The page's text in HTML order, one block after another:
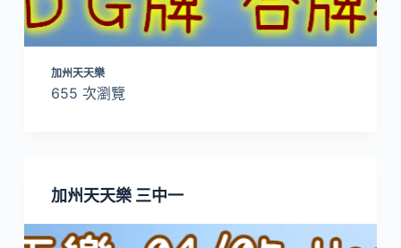
加州天天樂
655 次瀏覽
加州天天樂 三中一